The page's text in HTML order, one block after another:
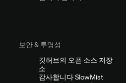
보안 & 투명성
깃허브의 오픈 소스 저장
소
감사합니다 SlowMist